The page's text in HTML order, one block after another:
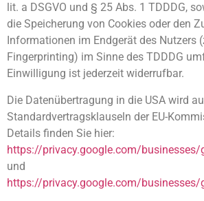
lit. a DSGVO und § 25 Abs. 1 TDDDG,
die Speicherung von Cookies oder den
Informationen im Endgerät des Nutzers
Fingerprinting) im Sinne des TDDDG
Einwilligung ist jederzeit widerrufbar.
Die Datenübertragung in die USA wird
Standardvertragsklauseln der EU-
Details finden Sie hier:
https://privacy.google.com/
und
https://privacy.google.com/